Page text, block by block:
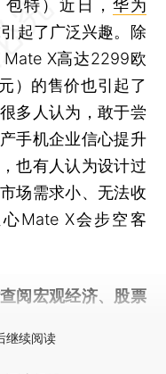
特） 近日， 华为
起了广泛兴趣。除
X高达2299欧
）的售价也引起了
多人认为，敢于尝
手机企业信心提升
也有人认为设计过
场需求小、无法收
Mate X会步空客
阅宏观经济、股票
继续阅读